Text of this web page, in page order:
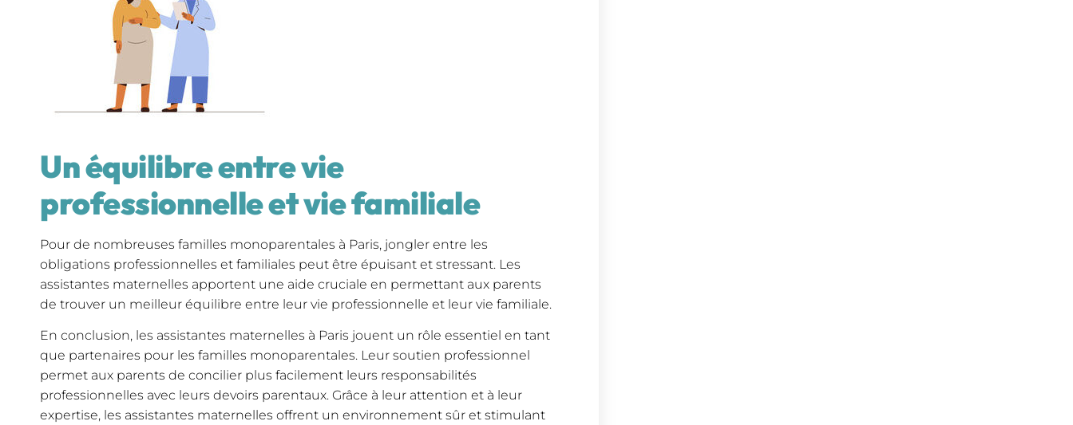
Un équilibre entre vie
professionnelle et vie familiale
Pour de nombreuses familles monoparentales à Paris, jongler entre les
obligations professionnelles et familiales peut être épuisant et stressant. Les
assistantes maternelles apportent une aide cruciale en permettant aux parents
de trouver un meilleur équilibre entre leur vie professionnelle et leur vie familiale.
En conclusion, les assistantes maternelles à Paris jouent un rôle essentiel en tant
que partenaires pour les familles monoparentales. Leur soutien professionnel
permet aux parents de concilier plus facilement leurs responsabilités
professionnelles avec leurs devoirs parentaux. Grâce à leur attention et à leur
expertise, les assistantes maternelles offrent un environnement sûr et stimulant